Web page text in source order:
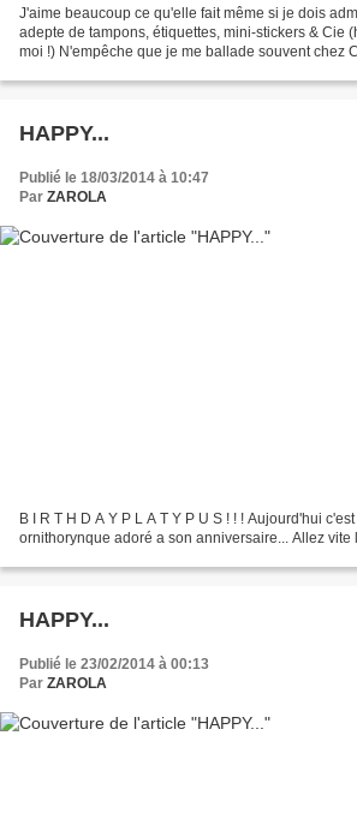
J'aime beaucoup ce qu'elle fait même si je dois
adepte de tampons, étiquettes, mini-stickers & Cie
moi !) N'empêche que je me ballade souvent chez
HAPPY...
Publié le 18/03/2014 à 10:47
Par ZAROLA
B I R T H D A Y P L A T Y P U S ! ! ! Aujourd'hui
ornithorynque adoré a son anniversaire... Allez vite
HAPPY...
Publié le 23/02/2014 à 00:13
Par ZAROLA